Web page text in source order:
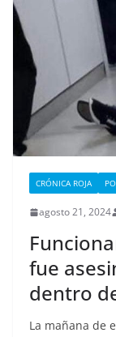
CRÓNICA ROJA
agosto 21, 2024
fue
dentro
La mañana de